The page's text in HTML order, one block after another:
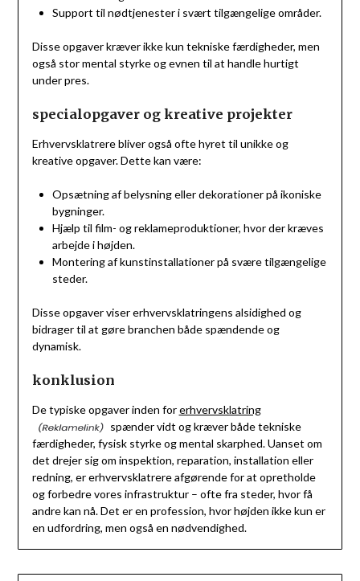
Support til nødtjenester i svært tilgængelige områder.
Disse opgaver kræver ikke kun tekniske færdigheder, men
også stor mental styrke og evnen til at handle hurtigt
under pres.
specialopgaver og kreative projekter
Erhvervsklatrere bliver også ofte hyret til unikke og
kreative opgaver. Dette kan være:
Opsætning af belysning eller dekorationer på ikoniske
bygninger.
Hjælp til film- og reklameproduktioner, hvor der kræves
arbejde i højden.
Montering af kunstinstallationer på svære tilgængelige
steder.
Disse opgaver viser erhvervsklatringens alsidighed og
bidrager til at gøre branchen både spændende og
dynamisk.
konklusion
De typiske opgaver inden forerhvervsklatring
spænder vidt og kræver både tekniske
færdigheder, fysisk styrke og mental skarphed. Uanset om
det drejer sig om inspektion, reparation, installation eller
redning, er erhvervsklatrere afgørende for at opretholde
og forbedre vores infrastruktur – ofte fra steder, hvor få
andre kan nå. Det er en profession, hvor højden ikke kun er
en udfordring, men også en nødvendighed.